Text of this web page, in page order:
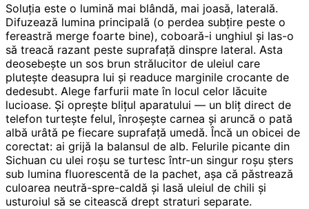
Soluția este o lumină mai blândă, mai joasă, laterală.
Difuzează lumina principală (o perdea subțire peste o
fereastră merge foarte bine), coboară-i unghiul și las-o
să treacă razant peste suprafață dinspre lateral. Asta
deosebește un sos brun strălucitor de uleiul care
plutește deasupra lui și readuce marginile crocante de
dedesubt. Alege farfurii mate în locul celor lăcuite
lucioase. Și oprește blițul aparatului — un bliț direct de
telefon turtește felul, înroșește carnea și aruncă o pată
albă urâtă pe fiecare suprafață umedă. Încă un obicei de
corectat: ai grijă la balansul de alb. Felurile picante din
Sichuan cu ulei roșu se turtesc într-un singur roșu șters
sub lumina fluorescentă de la pachet, așa că păstrează
culoarea neutră-spre-caldă și lasă uleiul de chili și
usturoiul să se citească drept straturi separate.